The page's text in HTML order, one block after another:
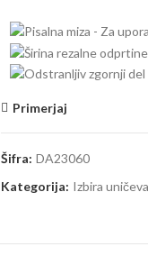
Primerjaj
Šifra: DA23060
Kategorija: Izbira